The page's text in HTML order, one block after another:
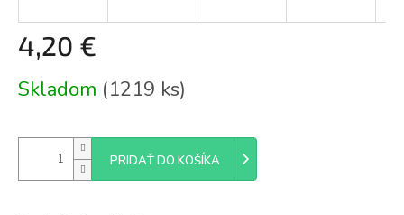
4,20 €
cena:
Skladom (1219 ks)
PRIDAŤ DO KOŠÍKA